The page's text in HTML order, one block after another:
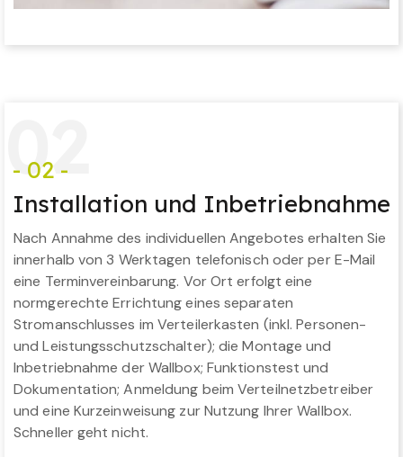
02
- 02 -
Installation und Inbetriebnahme
Nach Annahme des individuellen Angebotes erhalten Sie
innerhalb von 3 Werktagen telefonisch oder per E-Mail
eine Terminvereinbarung. Vor Ort erfolgt eine
normgerechte Errichtung eines separaten
Stromanschlusses im Verteilerkasten (inkl. Personen-
und Leistungsschutzschalter); die Montage und
Inbetriebnahme der Wallbox; Funktionstest und
Dokumentation; Anmeldung beim Verteilnetzbetreiber
und eine Kurzeinweisung zur Nutzung Ihrer Wallbox.
Schneller geht nicht.